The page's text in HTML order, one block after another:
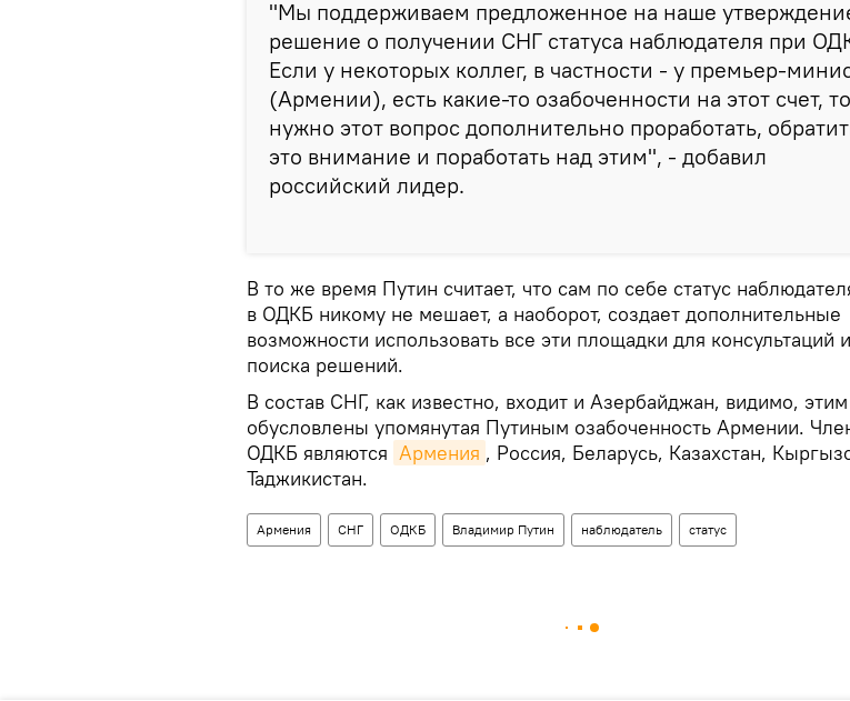
"Мы поддерживаем предложенное на наше
решение о получении СНГ статуса наблюдателя при
Если у некоторых коллег, в частности - у премьер-
(Армении), есть какие-то озабоченности на этот счет, то
нужно этот вопрос дополнительно проработать,
это внимание и поработать над этим", - добавил
российский лидер.
В то же время Путин считает, что сам по себе статус
в ОДКБ никому не мешает, а наоборот, создает дополнительные
возможности использовать все эти площадки для консультаций и
поиска решений.
В состав СНГ, как известно, входит и Азербайджан, видимо,
обусловлены упомянутая Путиным озабоченность Армении.
ОДКБ являются Армения , Россия, Беларусь, Казахстан,
Таджикистан.
Армения СНГ ОДКБ Владимир Путин наблюдатель статус